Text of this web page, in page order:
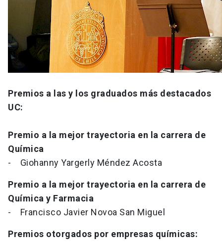
Premios a las y los graduados más destacados
UC:
Premio a la mejor trayectoria en la carrera de
Química
- Giohanny Yargerly Méndez Acosta
Premio a la mejor trayectoria en la carrera de
Química y Farmacia
- Francisco Javier Novoa San Miguel
Premios otorgados por empresas químicas: